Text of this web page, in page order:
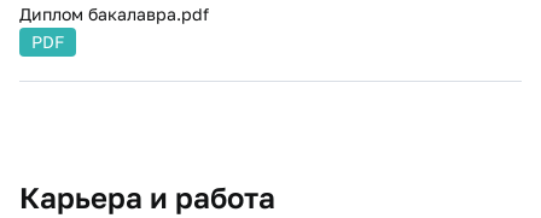
Диплом бакалавра.pdf
PDF
Карьера и работа